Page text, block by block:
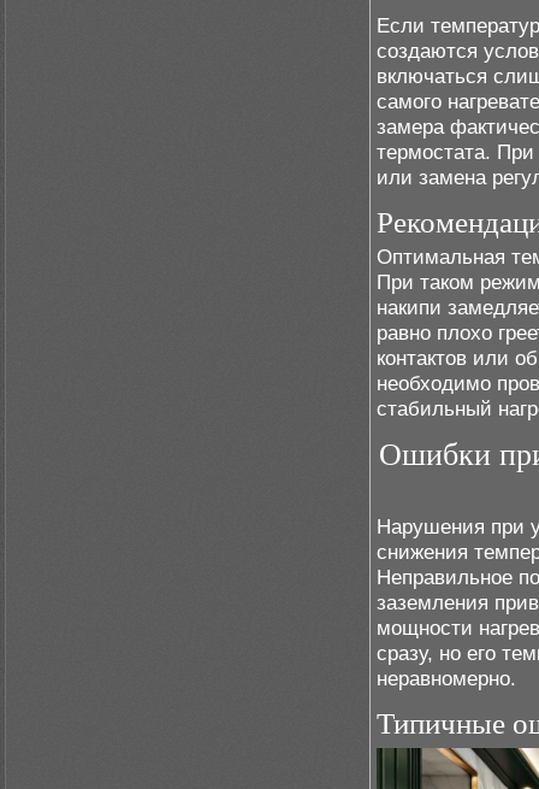
Если
создаются
включаться
самого
замера
термостата. При
или замена
Оптимальная
При таком
накипи
равно плохо
контактов или
необходимо
стабильный
Ошибки
Нарушения при
снижения
Неправильное
заземления
мощности
сразу, но его
неравномерно.
Типичные